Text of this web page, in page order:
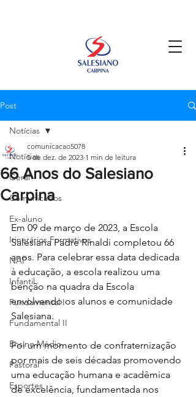
Post
Notícias
Geral
Comunicados
Ex-aluno
Itinerários Formativos
NAP
Infantil
Fundamental I
Fundamental II
Ensino Médio
Pastoral
Esportes
Notícias
66 Anos do Salesiano
Carpina
comunicacao5078
5 de dez. de 2023 1 min de leitura
Em 09 de março de 2023, a Escola
Salesiana Padre Rinaldi completou 66
anos. Para celebrar essa data dedicada
à educação, a escola realizou uma
benção na quadra da Escola
envolvendo os alunos e comunidade
Salesiana.
Foi um momento de confraternização
por mais de seis décadas promovendo
uma educação humana e acadêmica
de excelência, fundamentada nos